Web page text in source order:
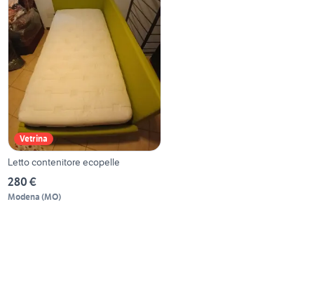
Vetrina
Letto contenitore ecopelle
280 €
Modena (MO)